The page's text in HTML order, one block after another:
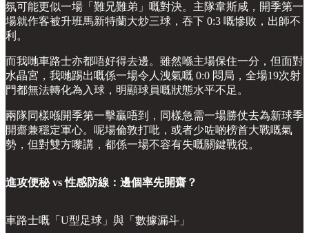
氛可能更似一場「難兄難弟」嘅對決。主隊韋斯咸，開季第一
場就作客被升班馬新特蘭大炒三球，吞下 0:3 嘅慘敗，出師不
利。
而我哋車路士亦都唔好得去邊。雖然喺主場保住一分，但面對
水晶宮，我哋踢出嘅係一場令人洩氣嘅 0:0 悶局，全場19次射
門都無法轉化為入球，明顯球員嘅狀態水平不足。
兩隊同樣喺開季第一擊贏唔到，同樣急需一場勝仗去為新球季
開齋兼穩定軍心。呢場倫敦打吡，或者少咗啲榜首大戰嘅氣
勢，但對雙方嚟講，都係一場不容有失嘅關鍵戰役。
進攻便秘 vs 性感防線：邊個率先開齋？
車路士嘅「U型足球」與「數據漏斗」